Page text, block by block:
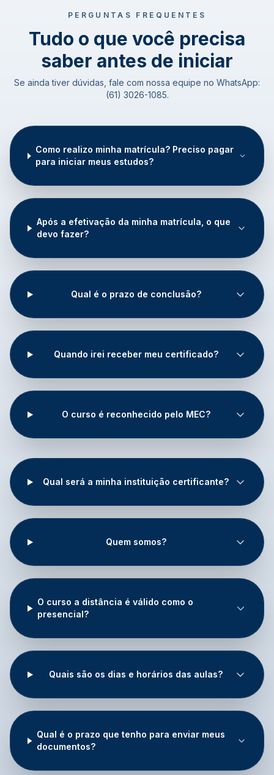
PERGUNTAS FREQUENTES
Tudo o que você precisa
saber antes de iniciar
Se ainda tiver dúvidas, fale com nossa equipe no WhatsApp:
(61) 3026-1085.
Como realizo minha matrícula? Preciso pagar
para iniciar meus estudos?
Após a efetivação da minha matrícula, o que
devo fazer?
Qual é o prazo de conclusão?
Quando irei receber meu certificado?
O curso é reconhecido pelo MEC?
Qual será a minha instituição certificante?
Quem somos?
O curso a distância é válido como o
presencial?
Quais são os dias e horários das aulas?
Qual é o prazo que tenho para enviar meus
documentos?